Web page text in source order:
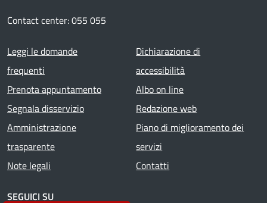
Contact center: 055 055
Footer menu
Leggi le domande
frequenti
Prenota appuntamento
Segnala disservizio
Amministrazione
trasparente
Note legali
Dichiarazione di
accessibilità
Albo on line
Redazione web
Piano di miglioramento dei
servizi
Contatti
SEGUICI SU